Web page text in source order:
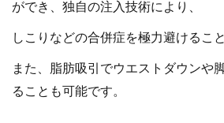
ができ、独自の注入技術により、
しこりなどの合併症を極力避けるこ
また、脂肪吸引でウエストダウンや
ることも可能です。